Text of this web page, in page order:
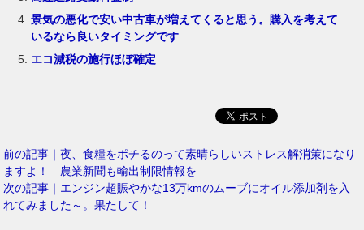
景気の悪化で安い中古車が増えてくると思う。購入を考えて
いるなら良いタイミングです
エコ減税の施行ほぼ確定
前の記事｜夜、食糧をポチるのって素晴らしいストレス解消策になり
ますよ！ 農業新聞も輸出制限情報を
次の記事｜エンジン超賑やかな13万kmのムーブにオイル添加剤を入
れてみました～。果たして！